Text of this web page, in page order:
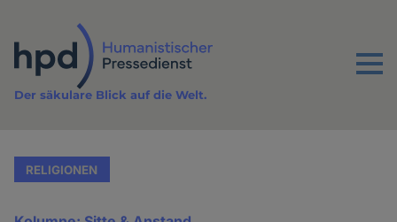
Inhalt
Menu
Der säkulare Blick auf die Welt.
RELIGIONEN